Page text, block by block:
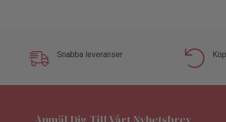
Snabba leveranser